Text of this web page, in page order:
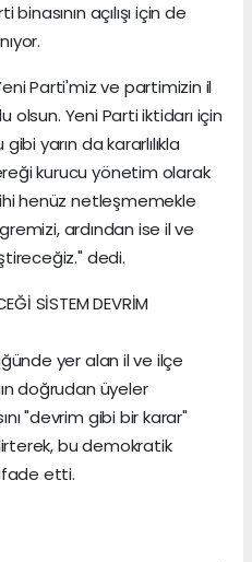
açılışı için de
Parti'miz ve partimizin il
olsun. Yeni Parti iktidarı için
yarın da kararlılıkla
kurucu yönetim olarak
henüz netleşmemekle
ardından ise il ve
dedi.
SİSTEM DEVRİM
yer alan il ve ilçe
doğrudan üyeler
"devrim gibi bir karar"
bu demokratik
etti.